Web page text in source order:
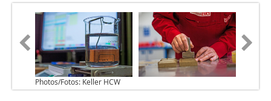
Photos/Fotos: Keller HCW